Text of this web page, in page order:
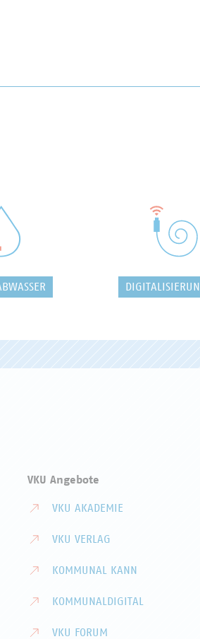
VKU Angebote
VKU AKADEMIE
VKU VERLAG
KOMMUNAL KANN
KOMMUNALDIGITAL
VKU FORUM